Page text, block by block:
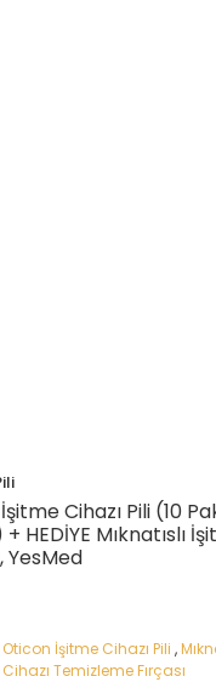
Cihazı Pili (10
Mıknatıslı
YesMed
Oticon İşitme Cihazı Pili ,
Cihazı Temizleme Fırçası